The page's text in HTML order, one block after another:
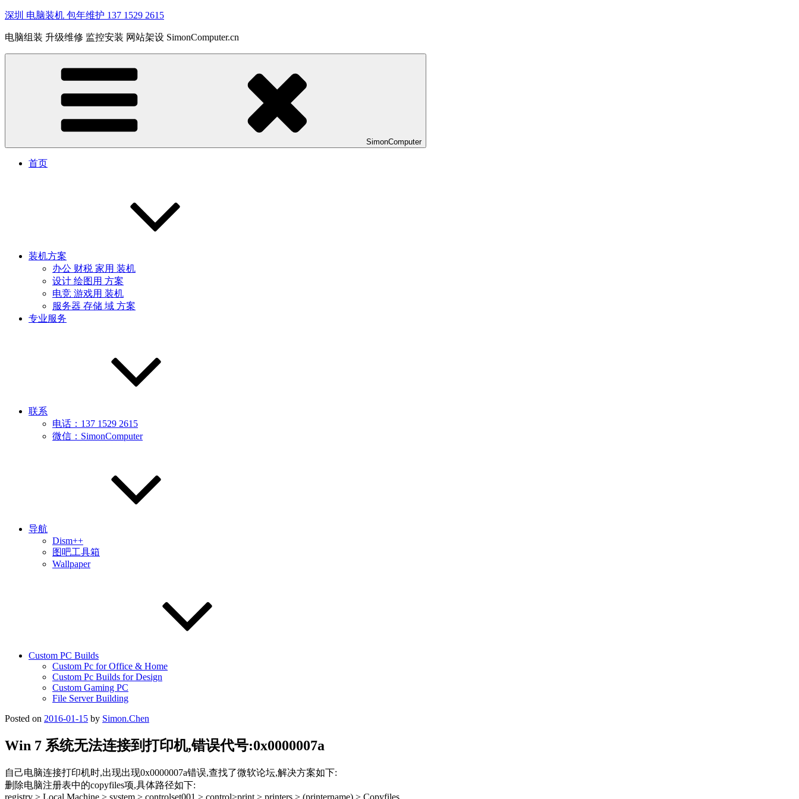
深圳 电脑装机 包年维护 137 1529 2615
电脑组装 升级维修 监控安装 网站架设 SimonComputer.cn
SimonComputer
首页
装机方案
办公 财税 家用 装机
设计 绘图用 方案
电竞 游戏用 装机
服务器 存储 域 方案
专业服务
联系
电话：137 1529 2615
微信：SimonComputer
导航
Dism++
图吧工具箱
Wallpaper
Custom PC Builds
Custom Pc for Office & Home
Custom Pc Builds for Design
Custom Gaming PC
File Server Building
Posted on 2016-01-15 by Simon.Chen
Win 7 系统无法连接到打印机,错误代号:0x0000007a
自己电脑连接打印机时,出现出现0x0000007a错误,查找了微软论坛,解决方案如下:
删除电脑注册表中的copyfiles项,具体路径如下:
registry > Local Machine > system > controlset001 > control>print > printers > (printername) > Copyfiles